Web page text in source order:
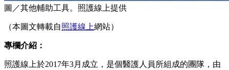
圖／其他輔助工具。照護線上提供
（本圖文轉載自照護線上網站）
專欄介紹：
照護線上於2017年3月成立，是個醫護人員所組成的團隊，由